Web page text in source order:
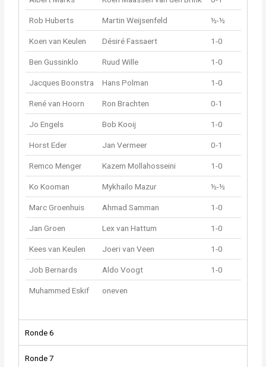
Rob Huberts Martin Weijsenfeld ½-½
Koen van Keulen Désiré Fassaert 1-0
Ben Gussinklo Ruud Wille 1-0
Jacques Boonstra Hans Polman 1-0
René van Hoorn Ron Brachten 0-1
Jo Engels Bob Kooij 1-0
Horst Eder Jan Vermeer 0-1
Remco Menger Kazem Mollahosseini 1-0
Ko Kooman Mykhailo Mazur ½-½
Marc Groenhuis Ahmad Samman 1-0
Jan Groen Lex van Hattum 1-0
Kees van Keulen Joeri van Veen 1-0
Job Bernards Aldo Voogt 1-0
Muhammed Eskif oneven
Ronde 6
Ronde 7